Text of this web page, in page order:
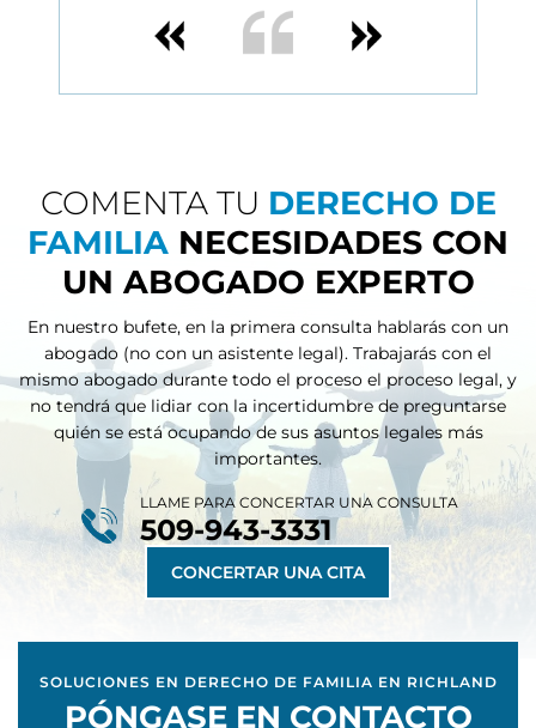
COMENTA TUDERECHO DE
FAMILIANECESIDADES CON
UN ABOGADO EXPERTO
En nuestro bufete, en la primera consulta hablarás con un
abogado (no con un asistente legal). Trabajarás con el
mismo abogado durante todo el procesoel proceso legal, y
no tendrá que lidiar con la incertidumbre de preguntarse
quién se está ocupando de sus asuntos legales más
importantes.
CONCERTAR UNA CITA
LLAME PARA CONCERTAR UNA CONSULTA
509-943-3331
SOLUCIONES EN DERECHO DE FAMILIA EN RICHLAND